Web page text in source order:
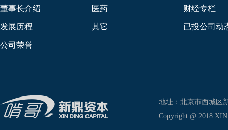
董事长介绍
发展历程
公司荣誉
医药
其它
财经专栏
已投公司动
地址：北京市西城区
Copyright @ 2018